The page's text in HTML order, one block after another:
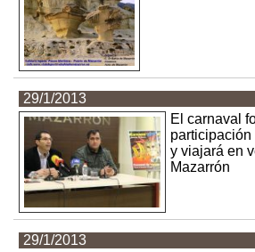
29/1/2013
El carnaval
y viajará en
Mazarrón
29/1/2013